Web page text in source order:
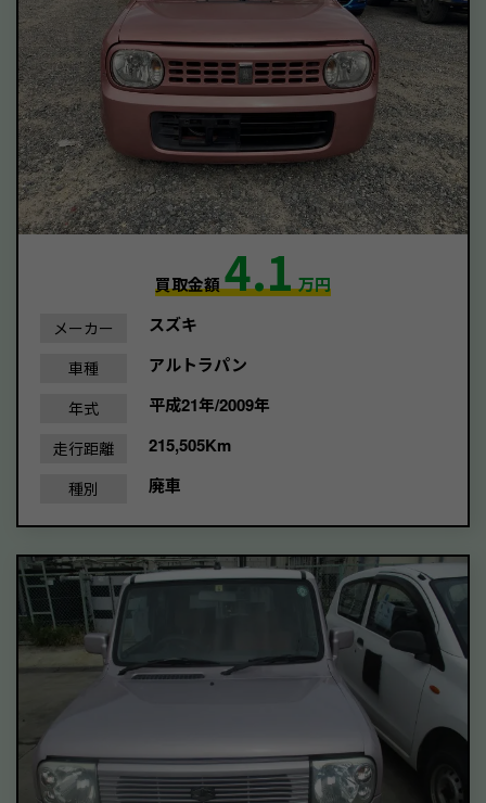
買取金額4.1万円
メーカー スズキ
車種 アルトラパン
年式 平成21年/2009年
走行距離 215,505Km
種別 廃車